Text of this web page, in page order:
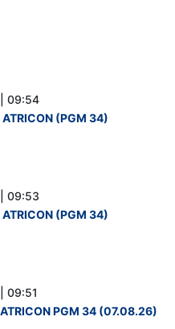
09:54
(PGM 34)
09:53
(PGM 34)
09:51
ATRICON PGM 34 (07.08.26)